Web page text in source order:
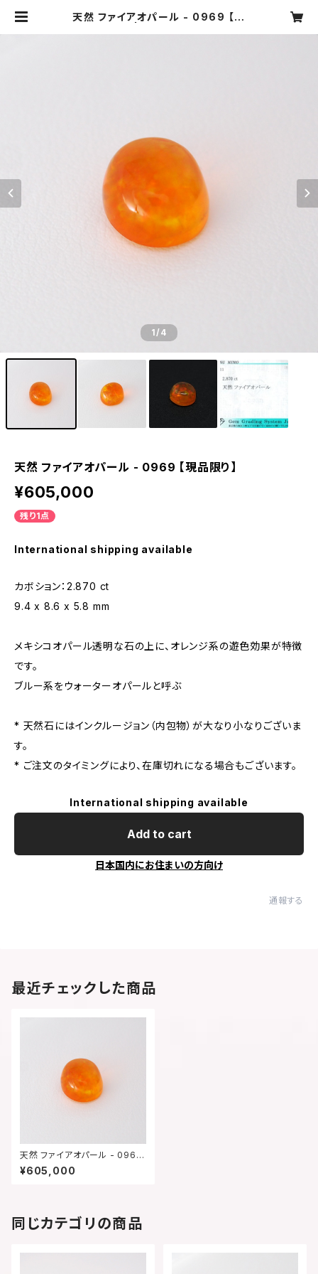
天然 ファイアオパール - 0969 【現
1/4
天然 ファイアオパール - 0969 【現品限り】
¥605,000
残り1点
International shipping available
カボション：2.870 ct
9.4 x 8.6 x 5.8 mm
メキシコオパール透明な石の上に、オレンジ系の遊色効果が特徴
です。
ブルー系をウォーターオパールと呼ぶ
* 天然石にはインクルージョン（内包物）が大なり小なりございま
す。
* ご注文のタイミングにより、在庫切れになる場合もございます。
International shipping available
Add to cart
日本国内にお住まいの方向け
通報する
最近チェックした商品
天然 ファイアオパール - 0969
【現品限り】
¥605,000
同じカテゴリの商品